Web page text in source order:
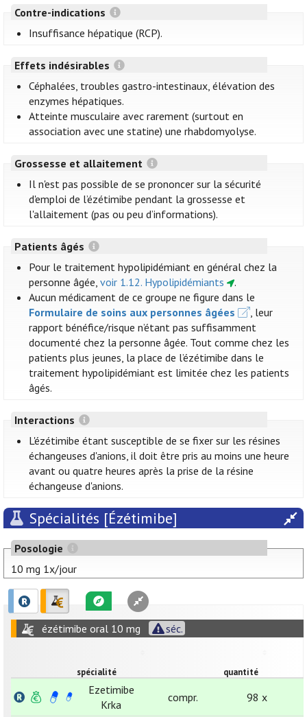
Contre-indications
Insuffisance hépatique (RCP).
Effets indésirables
Céphalées, troubles gastro-intestinaux, élévation des
enzymes hépatiques.
Atteinte musculaire avec rarement (surtout en
association avec une statine) une rhabdomyolyse.
Grossesse et allaitement
Il n'est pas possible de se prononcer sur la sécurité
d'emploi de l’ézétimibe pendant la grossesse et
l'allaitement (pas ou peu d’informations).
Patients âgés
Pour le traitement hypolipidémiant en général chez la
personne âgée,voir 1.12. Hypolipidémiants
.
Aucun médicament de ce groupe ne figure dans le
Formulaire de soins aux personnes âgées
, leur
rapport bénéfice/risque n’étant pas suffisamment
documenté chez la personne âgée. Tout comme chez les
patients plus jeunes, la place de l’ézétimibe dans le
traitement hypolipidémiant est limitée chez les patients
âgés.
Interactions
L'ézétimibe étant susceptible de se fixer sur les résines
échangeuses d'anions, il doit être pris au moins une heure
avant ou quatre heures après la prise de la résine
échangeuse d'anions.
Spécialités [Ézétimibe]
Posologie
10 mg 1x/jour
ézétimibe oral 10 mg séc.
spécialité quantité
Ezetimibe
Krka
compr.
98 x